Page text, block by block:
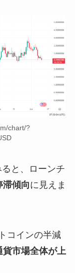
chart/?
と、ローンチ
滞傾向に見えま
コインの半減
貨市場全体が上